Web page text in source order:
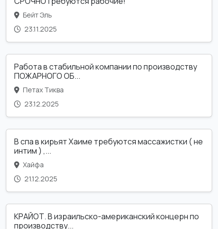
Бейт Эль
23.11.2025
Работа в стабильной компании по производству
ПОЖАРНОГО ОБ...
Петах Тиква
23.12.2025
В спа в кирьят Хаиме требуются массажистки ( не
интим ) ,...
Хайфа
21.12.2025
КРАЙОТ. В израильско-американский концерн по
производству...